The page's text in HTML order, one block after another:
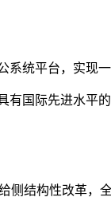
统平台，实现一
国际先进水平
结构性改革